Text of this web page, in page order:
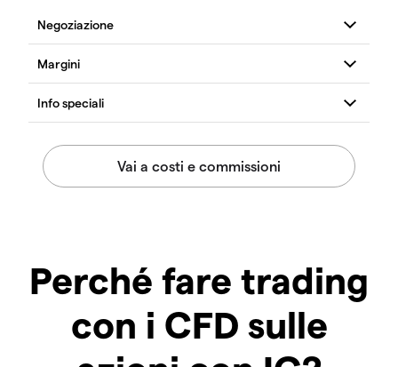
Perché fare trading
con i CFD sulle